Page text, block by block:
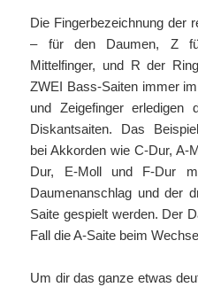
Die Fingerbezeichnung der
– für den Daumen, Z
Mittelfinger, und R der
ZWEI Bass-Saiten immer
und Zeigefinger erledigen
Diskantsaiten. Das
bei Akkorden wie C-Dur, A-
Dur, E-Moll und F-Dur
Daumenanschlag und der
Saite gespielt werden. Der
Fall die A-Saite beim
Um dir das ganze etwas